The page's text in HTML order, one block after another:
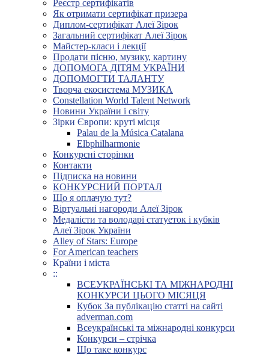
Реєстр сертифікатів
Як отримати сертифікат призера
Диплом-сертифікат Алеї Зірок
Загальний сертифікат Алеї Зірок
Майстер-класи і лекції
Продати пісню, музику, картину
ДОПОМОГА ДІТЯМ УКРАЇНИ
ДОПОМОГТИ ТАЛАНТУ
Творча екосистема МУЗИКА
Constellation World Talent Network
Новини України і світу
Зірки Європи: круті місця
Palau de la Música Catalana
Elbphilharmonie
Конкурсні сторінки
Контакти
Підписка на новини
КОНКУРСНИЙ ПОРТАЛ
Що я оплачую тут?
Віртуальні нагороди Алеї Зірок
Медалісти та володарі статуеток і кубків
Алеї Зірок України
Alley of Stars: Europe
For American teachers
Країни і міста
::
ВСЕУКРАЇНСЬКІ ТА МІЖНАРОДНІ
КОНКУРСИ ЦЬОГО МІСЯЦЯ
Кубок За публікацію статті на сайті
adverman.com
Всеукраїнські та міжнародні конкурси
Конкурси – стрічка
Що таке конкурс